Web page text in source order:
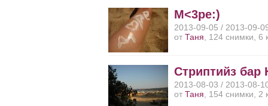
M<3pe:)
2013-09-05 / 2013-09-
отТаня , 124 снимки, 6
Стриптийз бар
2013-08-03 / 2013-08-
отТаня , 154 снимки, 2